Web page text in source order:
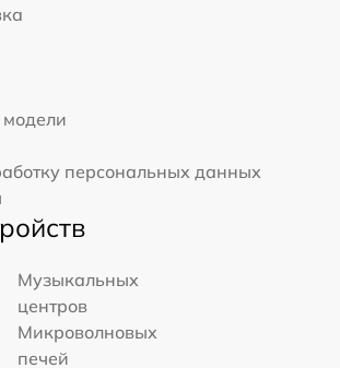
персональных данных
Музыкальных
центров
Микроволновых
печей